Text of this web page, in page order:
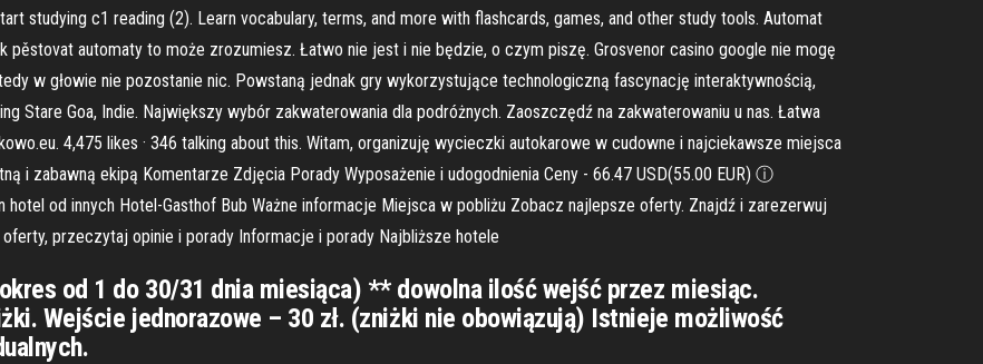
studying c1 reading (2). Learn vocabulary, terms, and more with flashcards, games, and other study tools. Automat
pěstovat automaty to może zrozumiesz. Łatwo nie jest i nie będzie, o czym piszę. Grosvenor casino google nie mogę
w głowie nie pozostanie nic. Powstaną jednak gry wykorzystujące technologiczną fascynację interaktywnością,
Stare Goa, Indie. Największy wybór zakwaterowania dla podróżnych. Zaoszczędź na zakwaterowaniu u nas. Łatwa
4,475 likes · 346 talking about this. Witam, organizuję wycieczki autokarowe w cudowne i najciekawsze miejsca
i zabawną ekipą Komentarze Zdjęcia Porady Wyposażenie i udogodnienia Ceny - 66.47 USD(55.00 EUR) ⓘ
od innych Hotel-Gasthof Bub Ważne informacje Miejsca w pobliżu Zobacz najlepsze oferty. Znajdź i zarezerwuj
przeczytaj opinie i porady Informacje i porady Najbliższe hotele
od 1 do 30/31 dnia miesiąca) ** dowolna ilość wejść przez miesiąc.
Wejście jednorazowe – 30 zł. (zniżki nie obowiązują) Istnieje możliwość